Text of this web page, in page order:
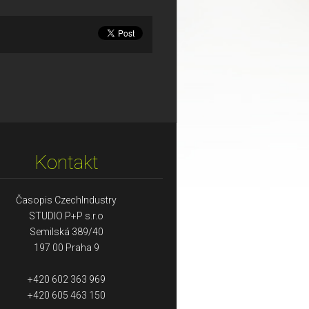
Kontakt
Časopis CzechIndustry
STUDIO P+P s.r.o
Semilská 389/40
197 00 Praha 9
+420 602 363 969
+420 605 463 150